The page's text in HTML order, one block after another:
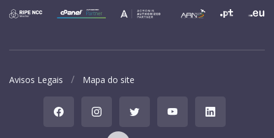
Avisos Legais Mapa do site